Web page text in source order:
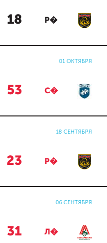
18 Р�
01 ОКТЯБРЯ
53 С�
18 СЕНТЯБРЯ
23 Р�
06 СЕНТЯБРЯ
31 Л�